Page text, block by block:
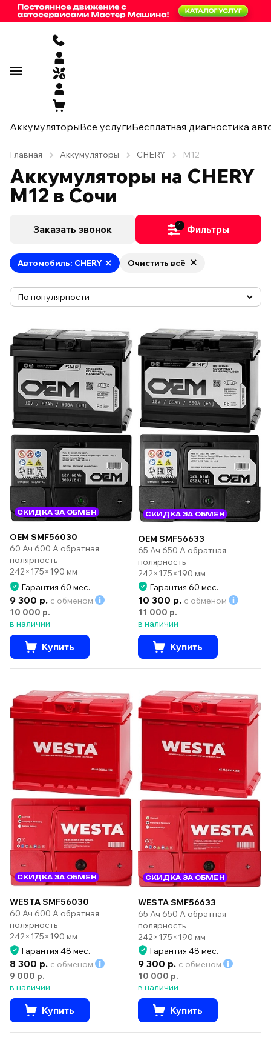
АккумуляторыВсе услугиБесплатная диагностика
Главная Аккумуляторы CHERY M12
Аккумуляторы на CHERY
M12 в Сочи
Заказать звонок 1 Фильтры
Автомобиль: CHERY Очистить всё
СКИДКА ЗА ОБМЕН
OEM SMF56030
60 Ач 600 А обратная
полярность
242×175×190 мм
Гарантия 60 мес.
9 300 р. с обменом
10 000 р.
в наличии
Купить
СКИДКА ЗА ОБМЕН
OEM SMF56633
65 Ач 650 А обратная
полярность
242×175×190 мм
Гарантия 60 мес.
10 300 р. с обменом
11 000 р.
в наличии
Купить
СКИДКА ЗА ОБМЕН
WESTA SMF56030
60 Ач 600 А обратная
полярность
242×175×190 мм
Гарантия 48 мес.
8 300 р. с обменом
9 000 р.
в наличии
Купить
СКИДКА ЗА ОБМЕН
WESTA SMF56633
65 Ач 650 А обратная
полярность
242×175×190 мм
Гарантия 48 мес.
9 300 р. с обменом
10 000 р.
в наличии
Купить